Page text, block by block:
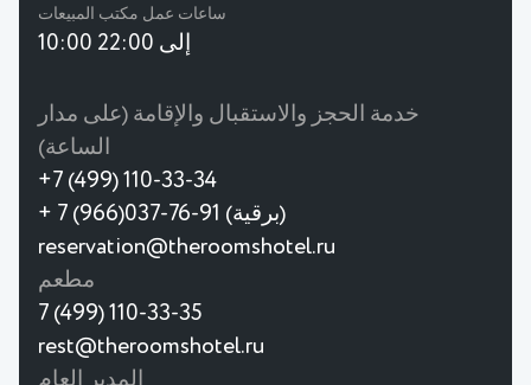
ساعات عمل مكتب المبيعات
10:00 إلى 22:00
خدمة الحجز والاستقبال والإقامة (على مدار
الساعة)
+7 (499) 110-33-34
+ 7 (966)037-76-91 (برقية)
reservation@theroomshotel.ru
مطعم
7 (499) 110-33-35
rest@theroomshotel.ru
المدير العام